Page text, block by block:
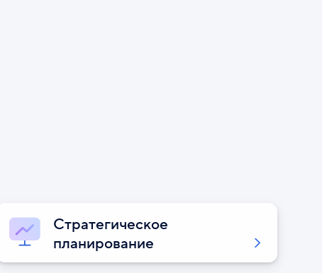
Стратегическое
планирование